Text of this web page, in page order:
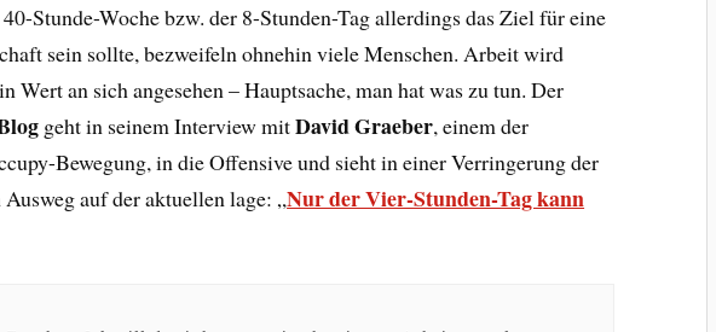
Stunde-Woche bzw. der 8-Stunden-Tag allerdings das Ziel für eine
sein sollte, bezweifeln ohnehin viele Menschen. Arbeit wird
Wert an sich angesehen – Hauptsache, man hat was zu tun. Der
geht in seinem Interview mitDavid Graeber, einem der
Bewegung, in die Offensive und sieht in einer Verringerung der
auf der aktuellen lage: „Nur der Vier-Stunden-Tag kann